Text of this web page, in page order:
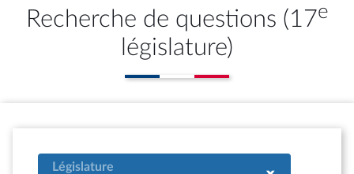
Recherche de questions (17e
législature)
Législature